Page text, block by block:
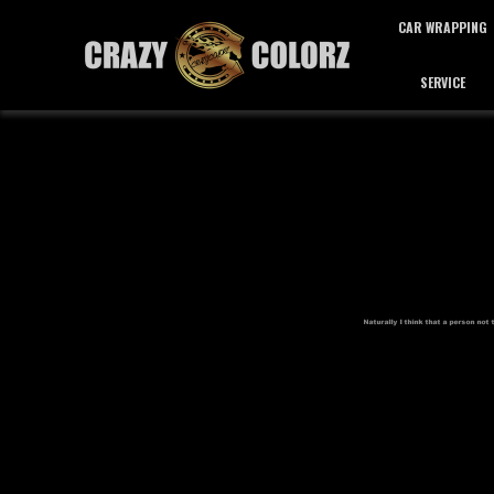
CAR WRAPPING
カーラッピング
SERVICE